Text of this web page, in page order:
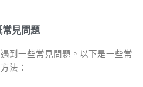
常見問題
到一些常見問題。以下是一些常
法：